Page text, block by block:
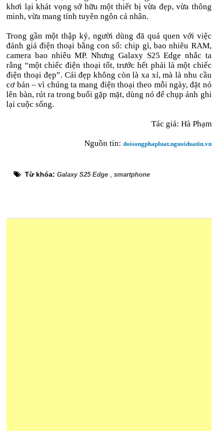
khơi lại khát vọng sở hữu một thiết bị vừa đẹp, vừa thông
minh, vừa mang tính tuyên ngôn cá nhân.
Trong gần một thập kỷ, người dùng đã quá quen với việc
đánh giá điện thoại bằng con số: chip gì, bao nhiêu RAM,
camera bao nhiêu MP. Nhưng Galaxy S25 Edge nhắc ta
rằng “một chiếc điện thoại tốt, trước hết phải là một chiếc
điện thoại đẹp”. Cái đẹp không còn là xa xỉ, mà là nhu cầu
cơ bản – vì chúng ta mang điện thoại theo mỗi ngày, đặt nó
lên bàn, rút ra trong buổi gặp mặt, dùng nó để chụp ảnh ghi
lại cuộc sống.
Tác giả: Hà Phạm
Nguồn tin: doisongphapluat.nguoiduatin.vn
Từ khóa:Galaxy S25 Edge ,smartphone